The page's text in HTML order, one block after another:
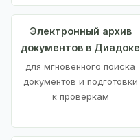
Электронный архив
документов в Диадоке
для мгновенного поиска
документов и подготовки
к проверкам